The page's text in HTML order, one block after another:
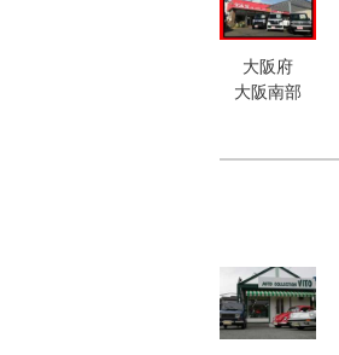
大阪府
大阪南部